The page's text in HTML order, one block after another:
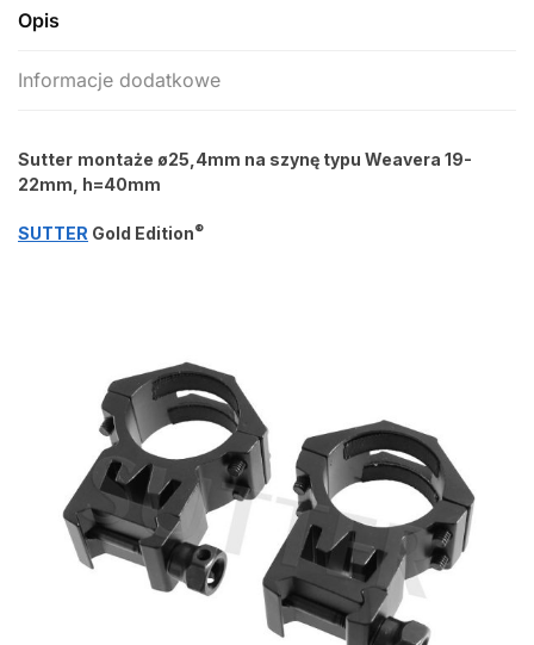
Opis
Informacje dodatkowe
Sutter montaże ø25,4mm na szynę typu Weavera 19-
22mm, h=40mm
SUTTER Gold Edition®